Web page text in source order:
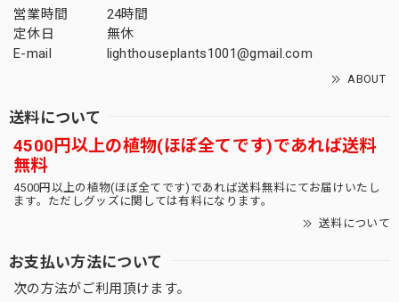
す。 今回の梱包も完璧でした。 商品リストをまんべんなく
確認して 楽しんでいる今日このごろです。 また利用させて
頂きます！
も10株更新いたしますので、是非20時ジャスト
にお待ちいたしております！
オス株 ラギット マウンテン オベサ / 木質化 良形株
また購入させて頂きました♪ 写真で見たよりも思った以上
営業時間
24時間
定休日
無休
E-mail
lighthouseplants1001@gmail.com
ABOUT
送料について
4500円以上の植物(ほぼ全てです)であれば送料
無料
4500円以上の植物(ほぼ全てです)であれば送料無料にてお届けいたし
ます。ただしグッズに関しては有料になります。
送料について
お支払い方法について
次の方法がご利用頂けます。